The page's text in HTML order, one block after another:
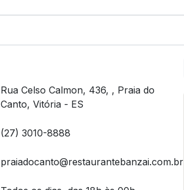
Rua Celso Calmon, 436, , Praia do
Canto, Vitória - ES
(27) 3010-8888
praiadocanto@restaurantebanzai.com.br